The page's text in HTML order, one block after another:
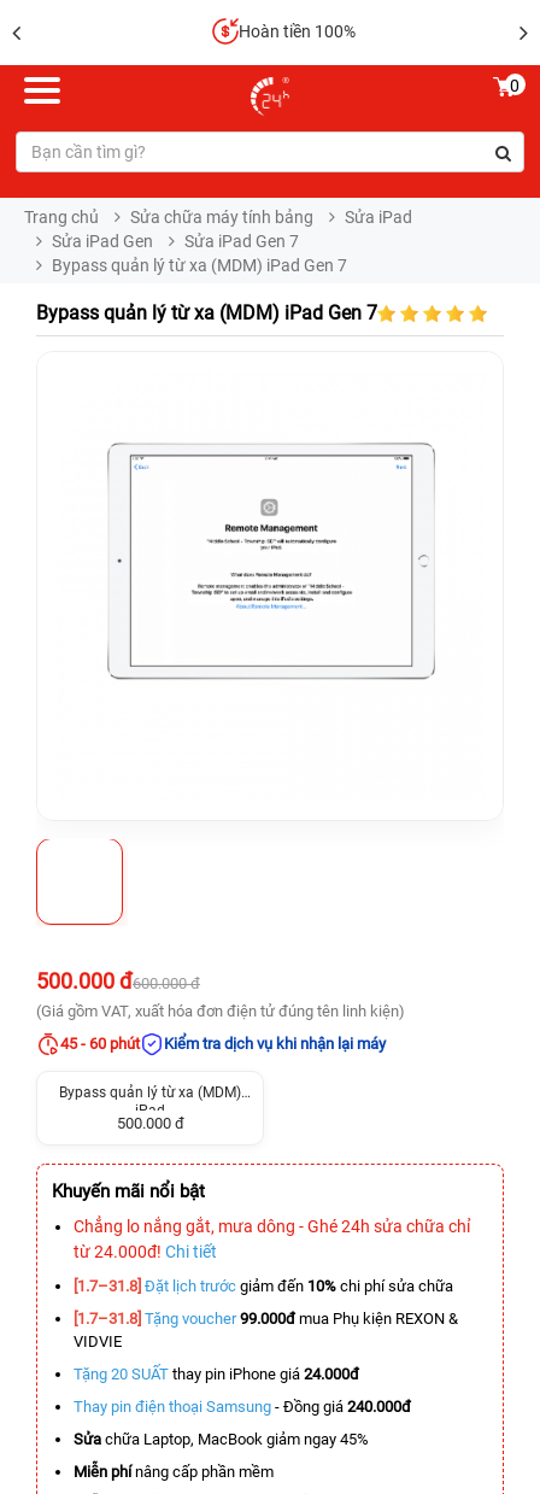
Hoàn tiền 100%
0
Trang chủ Sửa chữa máy tính bảng
Sửa iPad
Sửa iPad Gen
Sửa iPad Gen 7
Bypass quản lý từ xa (MDM) iPad Gen 7
Bypass quản lý từ xa (MDM) iPad Gen 7
500.000 đ600.000 đ
(Giá gồm VAT, xuất hóa đơn điện tử đúng tên linh kiện)
45 - 60 phút
Kiểm tra dịch vụ khi nhận lại máy
Bypass quản lý từ xa (MDM)
iPad
500.000 đ
Khuyến mãi nổi bật
Chẳng lo nắng gắt, mưa dông - Ghé 24h sửa chữa chỉ
từ 24.000đ! Chi tiết
[1.7–31.8] Đặt lịch trước giảm đến 10% chi phí sửa chữa
[1.7–31.8] Tặng voucher 99.000đmua Phụ kiện REXON &
VIDVIE
Tặng 20 SUẤT thay pin iPhone giá 24.000đ
Thay pin điện thoại Samsung - Đồng giá 240.000đ
Sửa chữa Laptop, MacBook giảm ngay 45%
Miễn phínâng cấp phần mềm